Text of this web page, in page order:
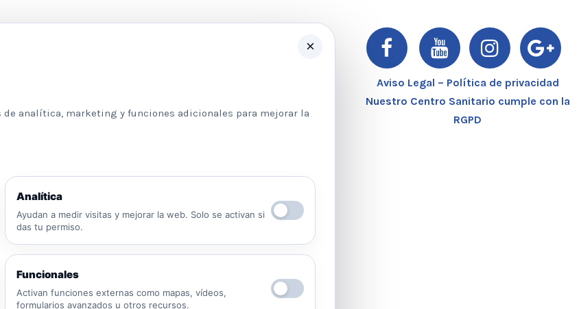
Responsable: Psicologos Madrid. Finalidad:
atender tu solicitud y responder a tu mensaje.
obligación legal o proveedores necesarios para
prestar el servicio. Derechos: puedes solicitar
acceso, rectificación, supresión, oposición,
Aviso Legal – Política de privacidad
Nuestro Centro Sanitario cumple con la
RGPD
×
analítica, marketing y funciones adicionales para mejorar la
Analítica
Ayudan a medir visitas y mejorar la web. Solo se activan si
das tu permiso.
Funcionales
Activan funciones externas como mapas, vídeos,
formularios avanzados u otros recursos.